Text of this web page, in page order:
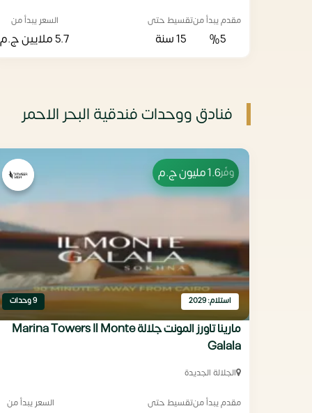
مقدم يبدأ من
%5
تقسيط حتى
15 سنة
السعر يبدأ من
5.7 ملايين ج.م
فنادق ووحدات فندقية البحر الاحمر
وفّر1.6 مليون ج.م
استلام: 2029 9 وحدات
مارينا تاورز المونت جلالة Marina Towers Il Monte
Galala
الجلالة الجديدة
مقدم يبدأ منتقسيط حتى السعر يبدأ من